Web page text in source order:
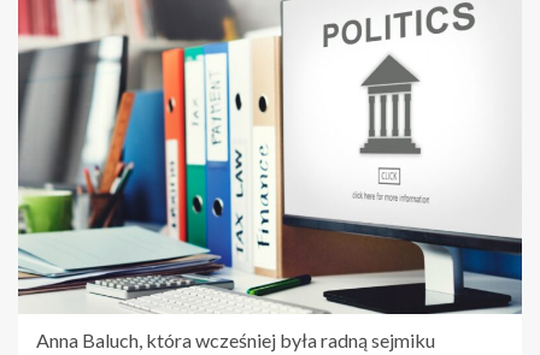
Anna Baluch, która wcześniej była radną sejmiku